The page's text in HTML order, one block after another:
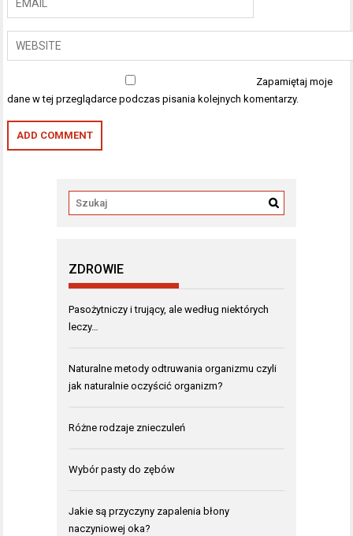
Zapamiętaj moje
dane w tej przeglądarce podczas pisania kolejnych komentarzy.
ZDROWIE
Pasożytniczy i trujący, ale według niektórych
leczy…
Naturalne metody odtruwania organizmu czyli
jak naturalnie oczyścić organizm?
Różne rodzaje znieczuleń
Wybór pasty do zębów
Jakie są przyczyny zapalenia błony
naczyniowej oka?